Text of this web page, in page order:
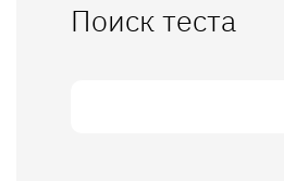
Поиск теста